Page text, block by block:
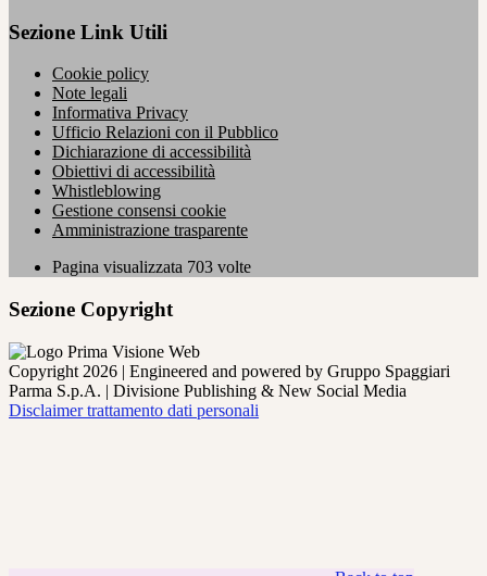
Sezione Link Utili
Cookie policy
Note legali
Informativa Privacy
Ufficio Relazioni con il Pubblico
Dichiarazione di accessibilità
Obiettivi di accessibilità
Whistleblowing
Gestione consensi cookie
Amministrazione trasparente
Pagina visualizzata 703 volte
Sezione Copyright
Copyright 2026 | Engineered and powered by Gruppo Spaggiari
Parma S.p.A. | Divisione Publishing & New Social Media
Disclaimer trattamento dati personali